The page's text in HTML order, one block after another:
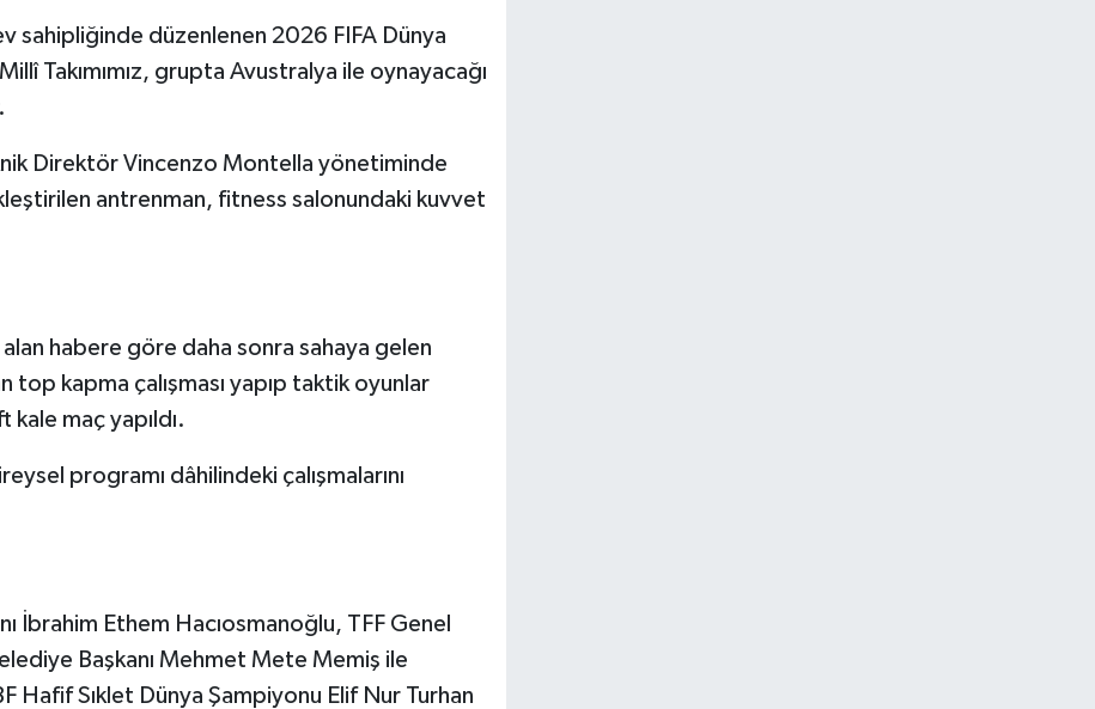
sahipliğinde düzenlenen 2026 FIFA Dünya
Takımımız, grupta Avustralya ile oynayacağı
Direktör Vincenzo Montella yönetiminde
antrenman, fitness salonundaki kuvvet
habere göre daha sonra sahaya gelen
top kapma çalışması yapıp taktik oyunlar
kale maç yapıldı.
programı dâhilindeki çalışmalarını
İbrahim Ethem Hacıosmanoğlu, TFF Genel
Başkanı Mehmet Mete Memiş ile
Hafif Sıklet Dünya Şampiyonu Elif Nur Turhan